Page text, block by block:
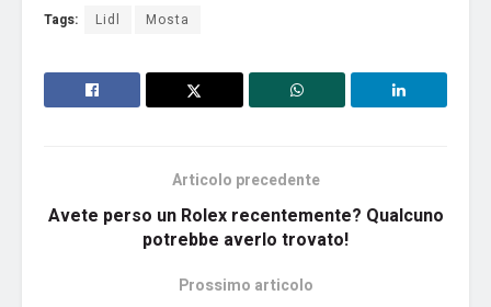
Tags: Lidl Mosta
Articolo precedente
Avete perso un Rolex recentemente? Qualcuno
potrebbe averlo trovato!
Prossimo articolo